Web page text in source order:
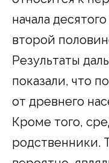
начала
второй
Результаты
показали, что
от древнего
Кроме того,
родственники.